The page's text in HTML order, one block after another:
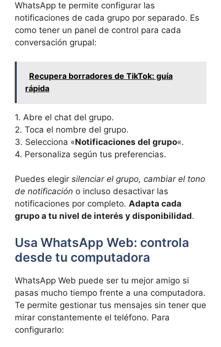
WhatsApp te permite configurar las
notificaciones de cada grupo por separado. Es
como tener un panel de control para cada
conversación grupal:
Recupera borradores de TikTok: guía
rápida
1. Abre el chat del grupo.
2. Toca el nombre del grupo.
3. Selecciona «Notificaciones del grupo«.
4. Personaliza según tus preferencias.
Puedes elegir silenciar el grupo, cambiar el tono
de notificación o incluso desactivar las
notificaciones por completo. Adapta cada
grupo a tu nivel de interés y disponibilidad.
Usa WhatsApp Web: controla
desde tu computadora
WhatsApp Web puede ser tu mejor amigo si
pasas mucho tiempo frente a una computadora.
Te permite gestionar tus mensajes sin tener que
mirar constantemente el teléfono. Para
configurarlo: